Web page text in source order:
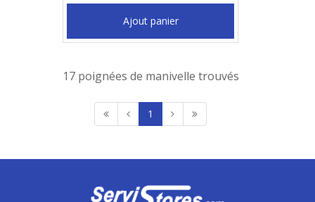
Ajout panier
17 poignées de manivelle trouvés
1